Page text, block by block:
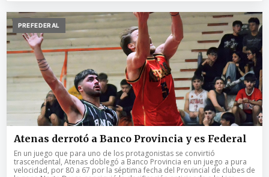
PREFEDERAL
Atenas derrotó a Banco Provincia y es Federal
En un juego que para uno de los protagonistas se convirtió
trascendental, Atenas doblegó a Banco Provincia en un juego a pura
velocidad, por 80 a 67 por la séptima fecha del Provincial de clubes de